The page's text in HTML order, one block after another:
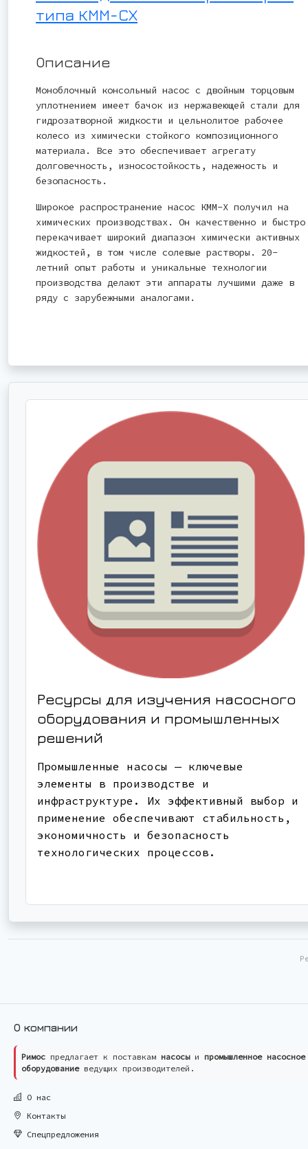
типа КММ-СХ
Описание
Моноблочный консольный насос с двойным торцовым
уплотнением имеет бачок из нержавеющей стали для
гидрозатворной жидкости и цельнолитое рабочее
колесо из химически стойкого композиционного
материала. Все это обеспечивает агрегату
долговечность, износостойкость, надежность и
безопасность.
Широкое распространение насос КММ-Х получил на
химических производствах. Он качественно и быстро
перекачивает широкий диапазон химически активных
жидкостей, в том числе солевые растворы. 20-
летний опыт работы и уникальные технологии
производства делают эти аппараты лучшими даже в
ряду с зарубежными аналогами.
Ресурсы для изучения насосного
оборудования и промышленных
решений
Промышленные насосы — ключевые
элементы в производстве и
инфраструктуре. Их эффективный выбор и
применение обеспечивают стабильность,
экономичность и безопасность
технологических процессов.
О компании
Римос предлагает к поставкам насосыи промышленное насосное
оборудованиеведущих производителей.
О нас
Контакты
Спецпредложения